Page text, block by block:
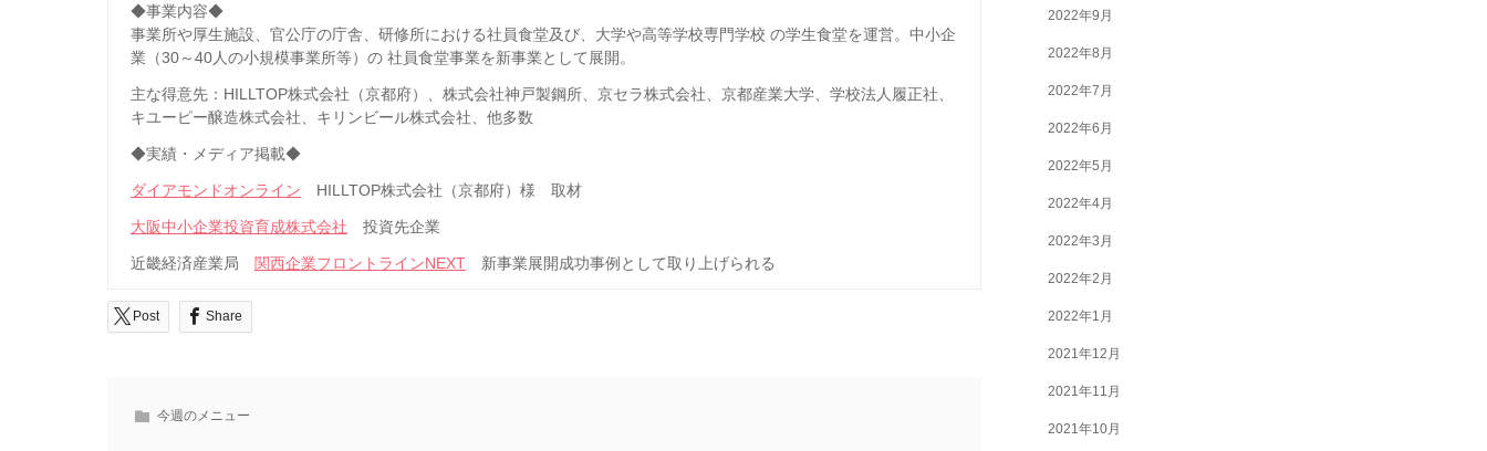
◆事業内容◆
事業所や厚生施設、官公庁の庁舎、研修所における社員食堂及び、大学や高等学校専門学校 の学生食堂を運営。中小企
業（30～40人の小規模事業所等）の 社員食堂事業を新事業として展開。
主な得意先：HILLTOP株式会社（京都府）、株式会社神戸製鋼所、京セラ株式会社、京都産業大学、学校法人履正社、
キユーピー醸造株式会社、キリンビール株式会社、他多数
◆実績・メディア掲載◆
ダイアモンドオンライン HILLTOP株式会社（京都府）様 取材
大阪中小企業投資育成株式会社 投資先企業
近畿経済産業局 関西企業フロントラインNEXT 新事業展開成功事例として取り上げられる
Post Share
今週のメニュー
2022年9月
2022年8月
2022年7月
2022年6月
2022年5月
2022年4月
2022年3月
2022年2月
2022年1月
2021年12月
2021年11月
2021年10月